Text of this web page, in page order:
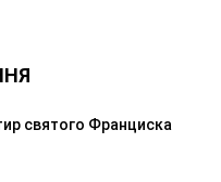
святого Франциска